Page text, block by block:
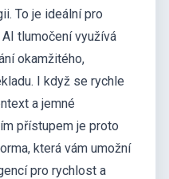
To je ideální pro
tlumočení využívá
okamžitého,
I když se rychle
a jemné
přístupem je proto
která vám umožní
pro rychlost a